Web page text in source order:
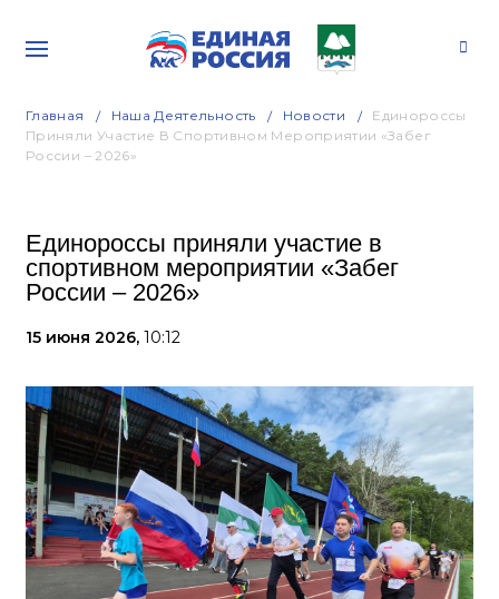
Главная Наша Деятельность Новости
Единороссы
Приняли Участие В Спортивном Мероприятии «Забег
России – 2026»
Единороссы приняли участие в
спортивном мероприятии «Забег
России – 2026»
15 июня 2026, 10:12